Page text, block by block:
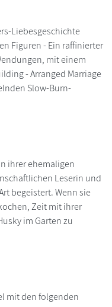
Liebesgeschichte
Figuren - Ein raffinierter
mit einem
- Arranged Marriage
Slow-Burn-
ihrer ehemaligen
Leserin und
begeistert. Wenn sie
Zeit mit ihrer
im Garten zu
mit den folgenden